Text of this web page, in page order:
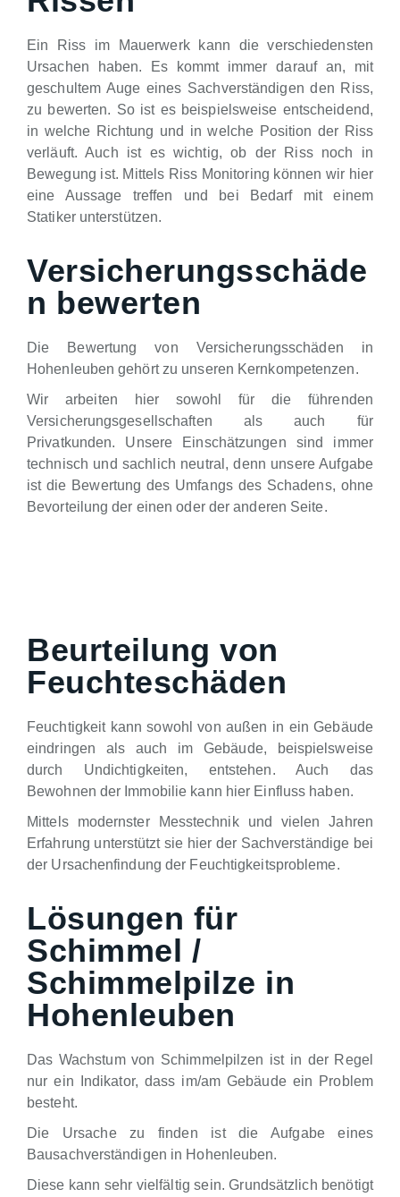
Ein Riss im Mauerwerk kann die verschiedensten
Ursachen haben. Es kommt immer darauf an, mit
geschultem Auge eines Sachverständigen den Riss,
zu bewerten. So ist es beispielsweise entscheidend,
in welche Richtung und in welche Position der Riss
verläuft. Auch ist es wichtig, ob der Riss noch in
Bewegung ist. Mittels Riss Monitoring können wir hier
eine Aussage treffen und bei Bedarf mit einem
Statiker unterstützen.
Versicherungsschäde
n bewerten
Die Bewertung von Versicherungsschäden in
Hohenleuben gehört zu unseren Kernkompetenzen.
Wir arbeiten hier sowohl für die führenden
Versicherungsgesellschaften als auch für
Privatkunden. Unsere Einschätzungen sind immer
technisch und sachlich neutral, denn unsere Aufgabe
ist die Bewertung des Umfangs des Schadens, ohne
Bevorteilung der einen oder der anderen Seite.
Beurteilung von
Feuchteschäden
Feuchtigkeit kann sowohl von außen in ein Gebäude
eindringen als auch im Gebäude, beispielsweise
durch Undichtigkeiten, entstehen. Auch das
Bewohnen der Immobilie kann hier Einfluss haben.
Mittels modernster Messtechnik und vielen Jahren
Erfahrung unterstützt sie hier der Sachverständige bei
der Ursachenfindung der Feuchtigkeitsprobleme.
Lösungen für
Schimmel /
Schimmelpilze in
Hohenleuben
Das Wachstum von Schimmelpilzen ist in der Regel
nur ein Indikator, dass im/am Gebäude ein Problem
besteht.
Die Ursache zu finden ist die Aufgabe eines
Bausachverständigen in Hohenleuben.
Diese kann sehr vielfältig sein. Grundsätzlich benötigt